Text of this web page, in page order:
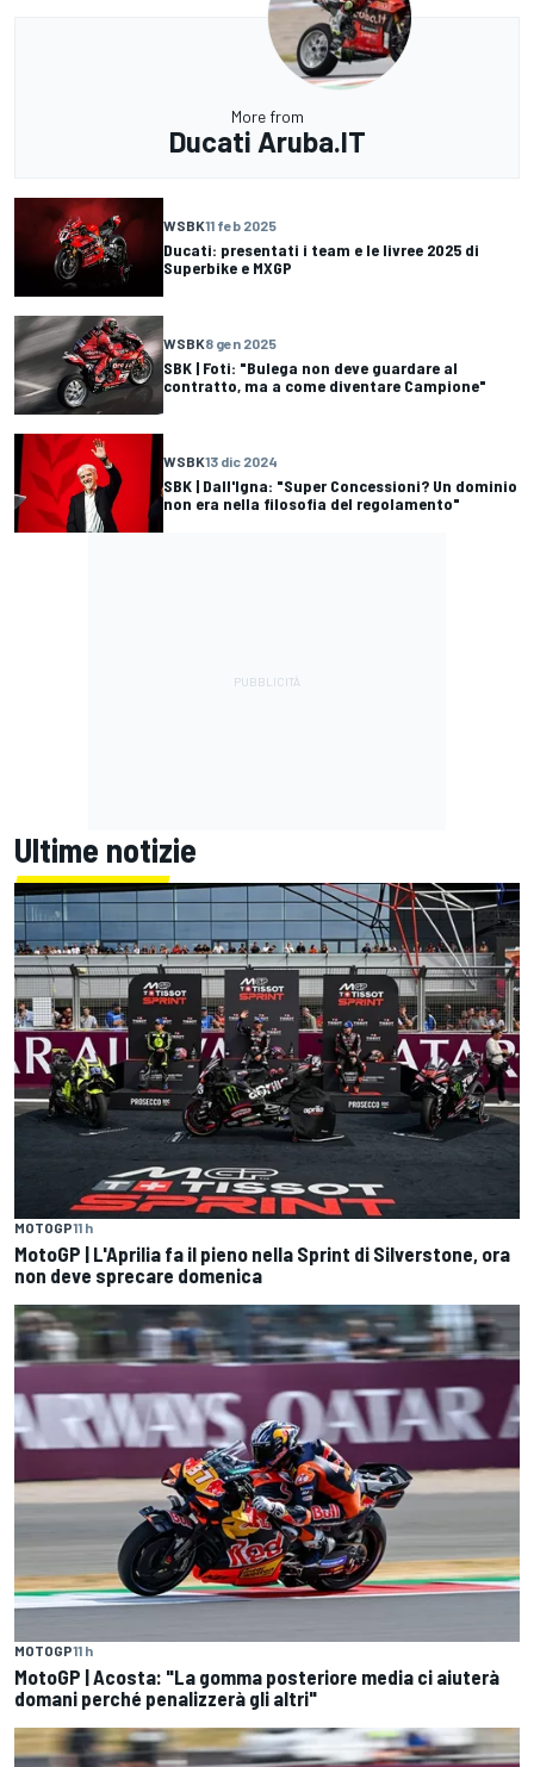
More from
Ducati Aruba.IT
WSBK11 feb 2025
Ducati: presentati i team e le livree 2025 di
Superbike e MXGP
WSBK8 gen 2025
SBK | Foti: "Bulega non deve guardare al
contratto, ma a come diventare Campione"
WSBK13 dic 2024
SBK | Dall'Igna: "Super Concessioni? Un dominio
non era nella filosofia del regolamento"
Ultime notizie
MOTOGP11 h
MotoGP | L'Aprilia fa il pieno nella Sprint di Silverstone, ora
non deve sprecare domenica
MOTOGP11 h
MotoGP | Acosta: "La gomma posteriore media ci aiuterà
domani perché penalizzerà gli altri"